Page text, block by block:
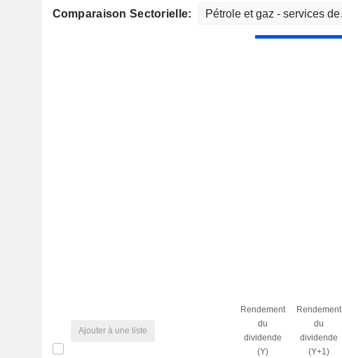
Comparaison Sectorielle:
Ajouter à une liste
Rendement
du
dividende
(Y)
Rendement
du
dividende
(Y+1)